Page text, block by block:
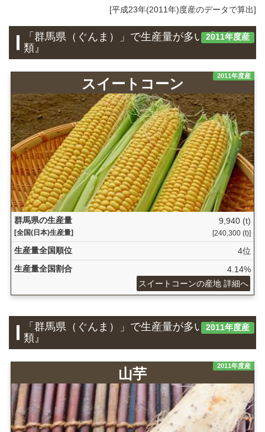
[平成23年(2011年)度産のデータで算出]
2011年度産
「群馬県（ぐんま）」で生産量が多い『雑穀
類』
2011年度産
スイートコーン
群馬県の生産量
[全国(日本)生産量]
9,940 (t)
[240,300 (t)]
生産量全国順位
4位
生産量全国割合
4.14%
スイートコーンの産地 詳細へ
2011年度産
「群馬県（ぐんま）」で生産量が多い『いも
類』
2011年度産
山芋